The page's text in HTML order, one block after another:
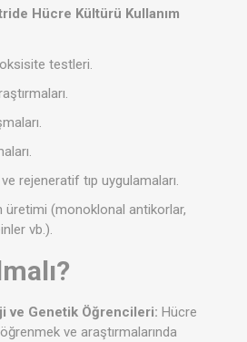
Hücre Kültürü Kullanım
testleri.
rejeneratif tıp uygulamaları.
üretimi (monoklonal antikorlar,
vb.).
ve Genetik Öğrencileri: Hücre
ve araştırmalarında